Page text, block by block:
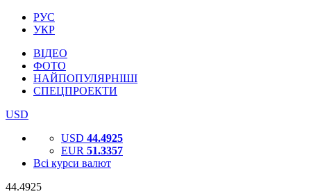
РУС
УКР
ВІДЕО
ФОТО
НАЙПОПУЛЯРНІШІ
СПЕЦПРОЕКТИ
USD
USD 44.4925
EUR 51.3357
Всі курси валют
44.4925